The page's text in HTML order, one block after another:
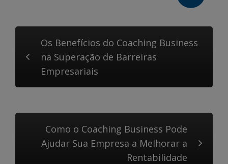
Os Benefícios do Coaching Business
na Superação de Barreiras
Empresariais
Como o Coaching Business Pode
Ajudar Sua Empresa a Melhorar a
Rentabilidade